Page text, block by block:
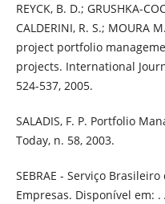
REYCK, B. D.; GRUSHKA-
CALDERINI, R. S.; MOURA
project portfolio
projects. International
524-537, 2005.
SALADIS, F. P. Portfolio
Today, n. 58, 2003.
SEBRAE - Serviço
Empresas. Disponível em: .